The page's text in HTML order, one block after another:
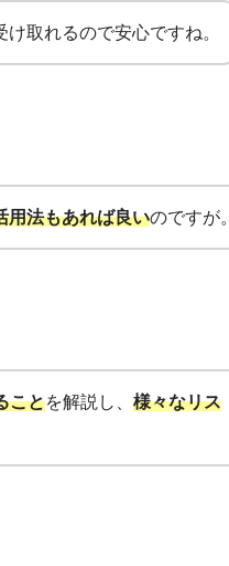
取れるので安心ですね。
用法もあれば良いのですが。
ことを解説し、 様々なリス